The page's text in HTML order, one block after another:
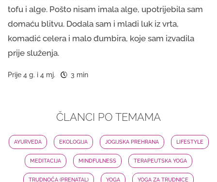
tofu i alge. Pošto nisam imala alge, upotrijebila sam
domaću blitvu. Dodala sam i mladi luk iz vrta,
komadić celera i malo đumbira, koje sam izvadila
prije služenja.
Prije 4 g. i 4 mj. 3 min
ČLANCI PO TEMAMA
AYURVEDA EKOLOGIJA JOGIJSKA PREHRANA LIFESTYLE
MEDITACIJA MINDFULNESS TERAPEUTSKA YOGA
TRUDNOĆA (PRENATAL) YOGA YOGA ZA TRUDNICE